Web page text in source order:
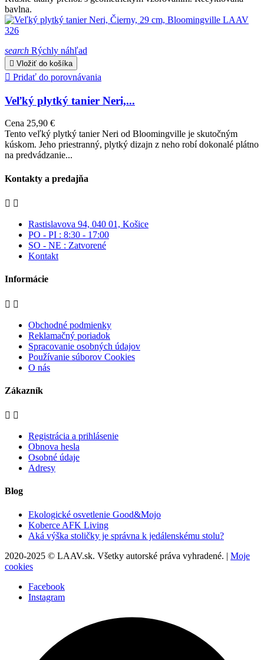
bavlna.
search Rýchly náhľad
 Vložiť do košíka
 Pridať do porovnávania
Veľký plytký tanier Neri,...
Cena 25,90 €
Tento veľký plytký tanier Neri od Bloomingville je skutočným
kúskom. Jeho priestranný, plytký dizajn z neho robí dokonalé plátno
na predvádzanie...
Kontakty a predajňa
 
Rastislavova 94, 040 01, Košice
PO - PI : 8:30 - 17:00
SO - NE : Zatvorené
Kontakt
Informácie
 
Obchodné podmienky
Reklamačný poriadok
Spracovanie osobných údajov
Používanie súborov Cookies
O nás
Zákazník
 
Registrácia a prihlásenie
Obnova hesla
Osobné údaje
Adresy
Blog
Ekologické osvetlenie Good&Mojo
Koberce AFK Living
Aká výška stoličky je správna k jedálenskému stolu?
2020-2025 © LAAV.sk. Všetky autorské práva vyhradené. | Moje
cookies
Facebook
Instagram